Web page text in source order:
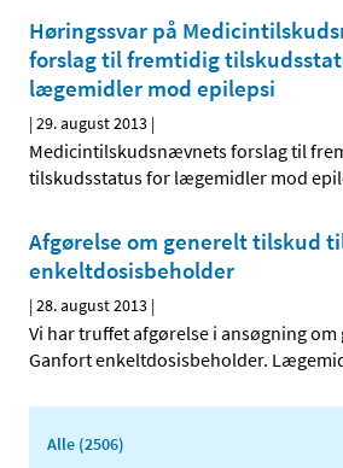
Høringssvar på
forslag til fremtidig
lægemidler mod epilepsi
|29. august 2013 |
Medicintilskudsnævnets forslag til
tilskudsstatus for lægemidler mod
Afgørelse om generelt tilskud
enkeltdosis­­beholder
|28. august 2013 |
Vi har truffet afgørelse i ansøgning
Ganfort enkeltdosisbeholder.
Alle (2506)